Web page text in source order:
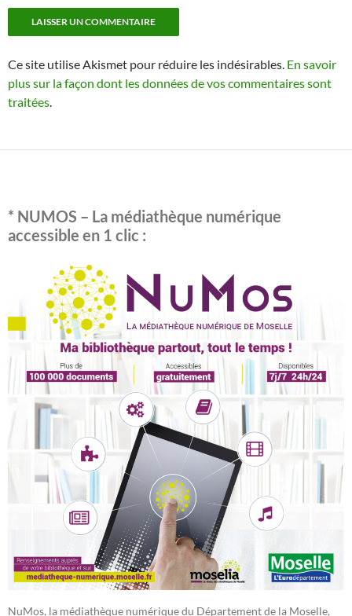
Ce site utilise Akismet pour réduire les indésirables. En savoir
plus sur la façon dont les données de vos commentaires sont
traitées.
* NUMOS – La médiathèque numérique
accessible en 1 clic :
NuMos, la médiathèque numérique du Département de la Moselle,